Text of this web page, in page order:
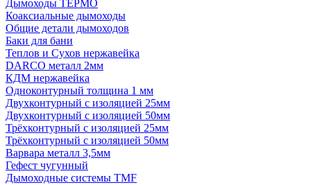
Дымоходы ТЕРМО
Коаксиальные дымоходы
Общие детали дымоходов
Баки для бани
Теплов и Сухов нержавейка
DARCO металл 2мм
КДМ нержавейка
Одноконтурный толщина 1 мм
Двухконтурный с изоляцией 25мм
Двухконтурный с изоляцией 50мм
Трёхконтурный с изоляцией 25мм
Трёхконтурный с изоляцией 50мм
Варвара металл 3,5мм
Гефест чугунный
Дымоходные системы TMF